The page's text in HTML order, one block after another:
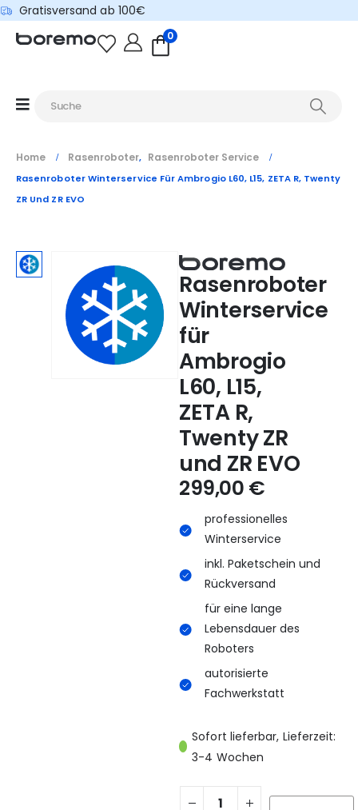
Gratisversand ab 100€
0
Home Rasenroboter, Rasenroboter Service
Rasenroboter Winterservice Für Ambrogio L60, L15, ZETA R, Twenty
ZR Und ZR EVO
Rasenroboter
Winterservice
für
Ambrogio
L60, L15,
ZETA R,
Twenty ZR
und ZR EVO
299,00 €
professionelles
Winterservice
inkl. Paketschein und
Rückversand
für eine lange
Lebensdauer des
Roboters
autorisierte
Fachwerkstatt
Sofort lieferbar, Lieferzeit:
3-4 Wochen